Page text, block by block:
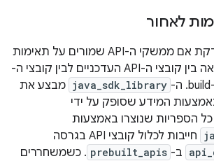
לאחור
מערכת ה-build בודקת אם ממשקי ה-API שמורים על תאימות
לאחור, על ידי השוואה בין קובצי ה-API העדכניים לבין קובצי ה-
java_sdk_library מבצע את
המידע שסופק על ידי
כל הספריות שנוצרו באמצעות
חייבות לכלול קובצי API בגרסה
ב- prebuilt_apis . כשמשחררים